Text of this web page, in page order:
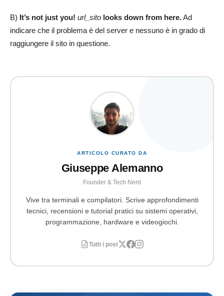
B) It’s not just you! url_sito looks down from here.Ad
indicare che il problema è del server e nessuno è in grado di
raggiungere il sito in questione.
ARTICOLO CURATO DA
Giuseppe Alemanno
Founder & Tech Nerd
Vive tra terminali e compilatori. Scrive approfondimenti
tecnici, recensioni e tutorial pratici su sistemi operativi,
programmazione, hardware e videogiochi.
Tutti i post